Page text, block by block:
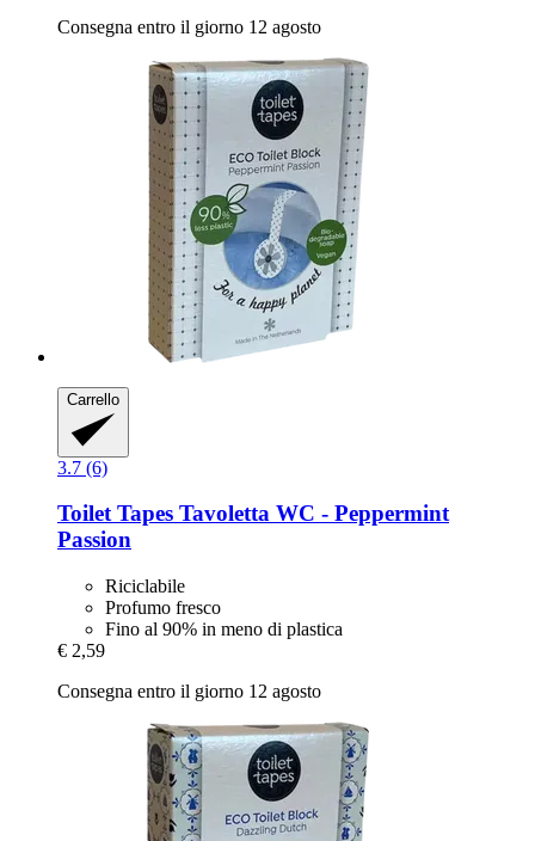
Consegna entro il giorno 12 agosto
Carrello
3.7 (6)
Toilet Tapes Tavoletta WC -​ Peppermint
Passion
Riciclabile
Profumo fresco
Fino al 90% in meno di plastica
€ 2,59
Consegna entro il giorno 12 agosto